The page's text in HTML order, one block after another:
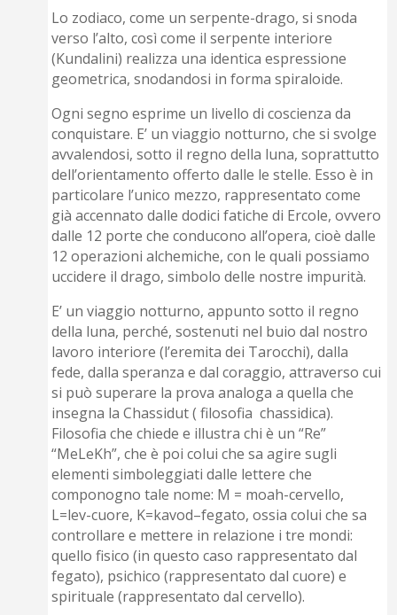
Lo zodiaco, come un serpente-drago, si snoda
verso l’alto, così come il serpente interiore
(Kundalini) realizza una identica espressione
geometrica, snodandosi in forma spiraloide.
Ogni segno esprime un livello di coscienza da
conquistare. E’ un viaggio notturno, che si svolge
avvalendosi, sotto il regno della luna, soprattutto
dell’orientamento offerto dalle le stelle. Esso è in
particolare l’unico mezzo, rappresentato come
già accennato dalle dodici fatiche di Ercole, ovvero
dalle 12 porte che conducono all’opera, cioè dalle
12 operazioni alchemiche, con le quali possiamo
uccidere il drago, simbolo delle nostre impurità.
E’ un viaggio notturno, appunto sotto il regno
della luna, perché, sostenuti nel buio dal nostro
lavoro interiore (l’eremita dei Tarocchi), dalla
fede, dalla speranza e dal coraggio, attraverso cui
si può superare la prova analoga a quella che
insegna la Chassidut ( filosofia chassidica).
Filosofia che chiede e illustra chi è un “Re”
“MeLeKh”, che è poi colui che sa agire sugli
elementi simboleggiati dalle lettere che
componogno tale nome: M = moah-cervello,
L=lev-cuore, K=kavod–fegato, ossia colui che sa
controllare e mettere in relazione i tre mondi:
quello fisico (in questo caso rappresentato dal
fegato), psichico (rappresentato dal cuore) e
spirituale (rappresentato dal cervello).